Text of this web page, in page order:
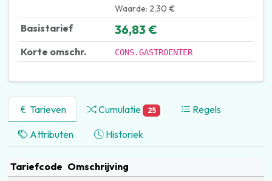
Waarde: 2,30 €
Basistarief 36,83 €
Korte omschr. CONS.GASTROENTER
Tarieven Cumulatie 25 Regels
Attributen Historiek
Tariefcode Omschrijving